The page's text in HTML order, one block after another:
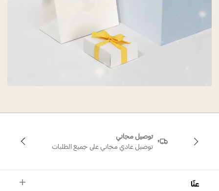
توصيل مجاني
توصيل عادي مجاني على جميع الطلبات
عنّا